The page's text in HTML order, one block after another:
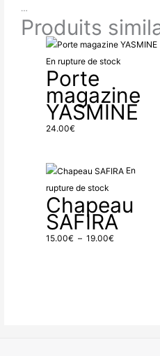
…
Produits
En rupture de stock
Porte
magazine
YASMINE
24.00€
En
rupture de stock
Chapeau
SAFIRA
15.00€ – 19.00€
Plage
prix :
15.00€